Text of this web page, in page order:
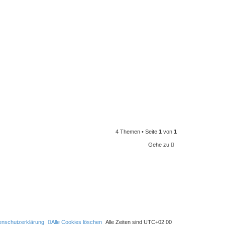
4 Themen • Seite 1 von 1
Gehe zu
Alle Zeiten sind UTC+02:00
Alle Cookies löschen